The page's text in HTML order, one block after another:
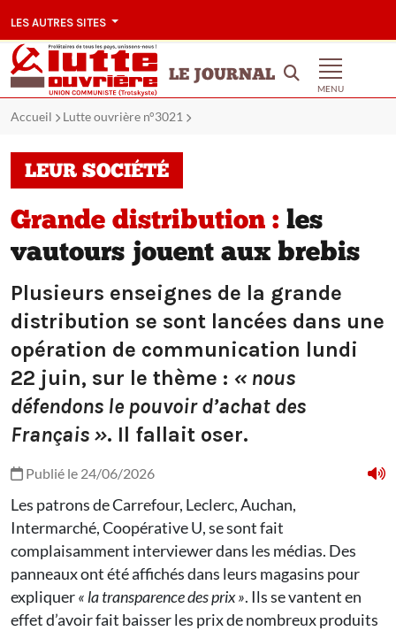
LES AUTRES SITES
LE JOURNAL
MENU
Accueil Lutte ouvrière n°3021
LEUR SOCIÉTÉ
Grande distribution : les
vautours jouent aux brebis
Plusieurs enseignes de la grande
distribution se sont lancées dans une
opération de communication lundi
22 juin, sur le thème : « nous
défendons le pouvoir d’achat des
Français ». Il fallait oser.
Publié le 24/06/2026
Les patrons de Carrefour, Leclerc, Auchan,
Intermarché, Coopérative U, se sont fait
complaisamment interviewer dans les médias. Des
panneaux ont été affichés dans leurs magasins pour
expliquer« la transparence des prix ». Ils se vantent en
effet d’avoir fait baisser les prix de nombreux produits